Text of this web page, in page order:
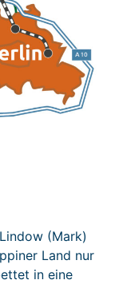
(Mark)
Land nur
in eine